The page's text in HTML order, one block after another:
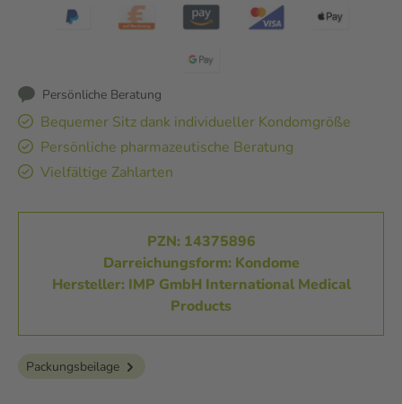
Persönliche Beratung
Bequemer Sitz dank individueller Kondomgröße
Persönliche pharmazeutische Beratung
Vielfältige Zahlarten
PZN: 14375896
Darreichungsform: Kondome
Hersteller: IMP GmbH International Medical
Products
Packungsbeilage